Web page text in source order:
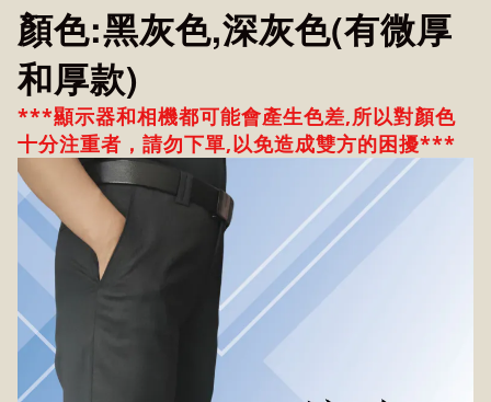
顏色:黑灰色,深灰色(有微厚
和厚款)
***顯示器和相機都可能會產生色差,所以對顏色
十分注重者，請勿下單,以免造成雙方的困擾***